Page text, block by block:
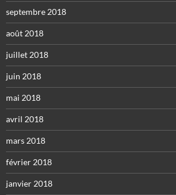
septembre 2018
août 2018
juillet 2018
juin 2018
mai 2018
avril 2018
mars 2018
février 2018
janvier 2018